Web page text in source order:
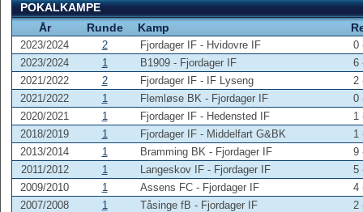
POKALKAMPE
År
Runde Kamp
2023/2024 2 Fjordager IF - Hvidovre IF
0
2023/2024
1 B1909 - Fjordager IF
6
2021/2022
2 Fjordager IF - IF Lyseng
2
2021/2022
1 Flemløse BK - Fjordager IF
0
2020/2021
1 Fjordager IF - Hedensted IF
1
2018/2019
1 Fjordager IF - Middelfart G&BK
1
2013/2014
1 Bramming BK - Fjordager IF
9
2011/2012
1 Langeskov IF - Fjordager IF
5
2009/2010
1 Assens FC - Fjordager IF
4
2007/2008
1 Tåsinge fB - Fjordager IF
2